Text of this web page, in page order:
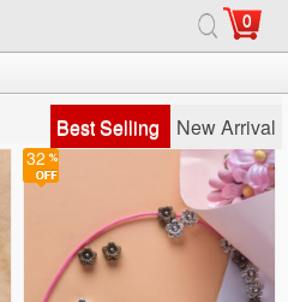
0
Best Selling New Arrival
32